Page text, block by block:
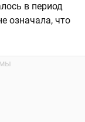
в период
означала, что